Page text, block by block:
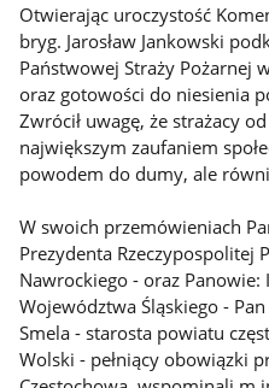
Otwierając uroczystość
bryg. Jarosław Jankowski
Państwowej Straży Pożarnej
oraz gotowości do niesienia
Zwrócił uwagę, że strażacy
największym zaufaniem
powodem do dumy, ale
W swoich przemówieniach
Prezydenta Rzeczypospolitej
Nawrockiego - oraz Panowie:
Województwa Śląskiego -
Smela - starosta powiatu
Wolski - pełniący obowiązki